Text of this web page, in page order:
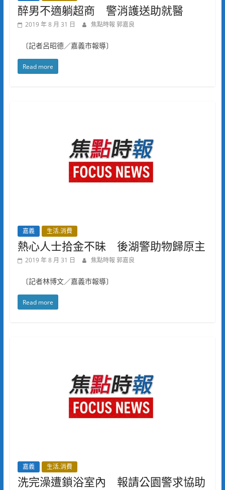
醉男不適躺超商 警消護送助就醫
2019 年 8 月 31 日 焦點時報 郭嘉良
〔記者呂昭德／嘉義市報導〕
Read more
嘉義 生活.消費
熱心人士拾金不昧 後湖警助物歸原主
2019 年 8 月 31 日 焦點時報 郭嘉良
〔記者林博文／嘉義市報導〕
Read more
嘉義 生活.消費
洗完澡遭鎖浴室內 報請公園警求協助